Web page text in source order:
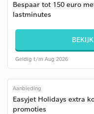
Bespaar tot 150 euro
lastminutes
Geldig t/m Aug 2026
Aanbieding
Easyjet Holidays extra
promoties